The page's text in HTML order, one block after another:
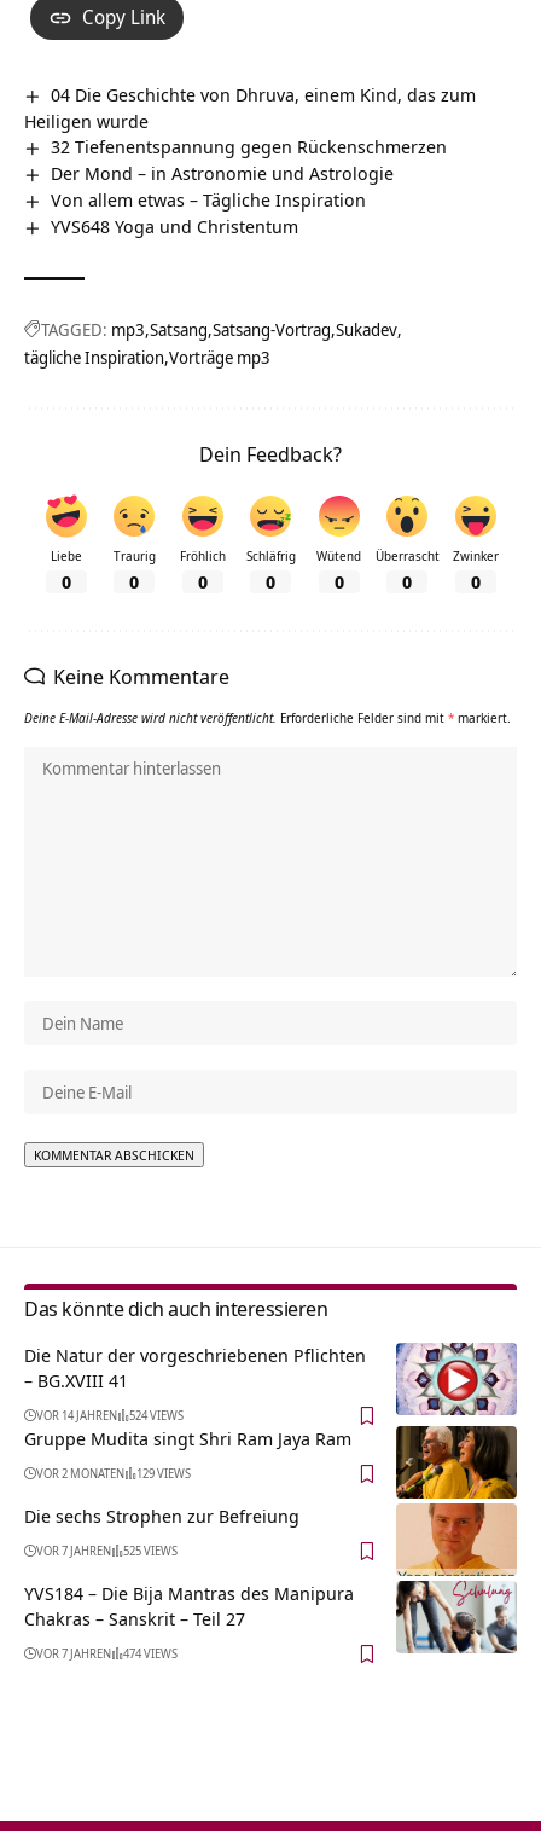
Copy Link
04 Die Geschichte von Dhruva, einem Kind, das zum
Heiligen wurde
32 Tiefenentspannung gegen Rückenschmerzen
Der Mond – in Astronomie und Astrologie
Von allem etwas – Tägliche Inspiration
YVS648 Yoga und Christentum
TAGGED: mp3 Satsang Satsang-Vortrag Sukadev
tägliche Inspiration Vorträge mp3
Dein Feedback?
Liebe
0
Traurig
0
Fröhlich
0
Schläfrig
0
Wütend
0
Überrascht
0
Zwinker
0
Keine Kommentare
Deine E-Mail-Adresse wird nicht veröffentlicht. Erforderliche Felder sind mit * markiert.
Das könnte dich auch interessieren
Die Natur der vorgeschriebenen Pflichten
– BG.XVIII 41
VOR 14 JAHREN 524 VIEWS
Gruppe Mudita singt Shri Ram Jaya Ram
VOR 2 MONATEN 129 VIEWS
Die sechs Strophen zur Befreiung
VOR 7 JAHREN 525 VIEWS
YVS184 – Die Bija Mantras des Manipura
Chakras – Sanskrit – Teil 27
VOR 7 JAHREN 474 VIEWS